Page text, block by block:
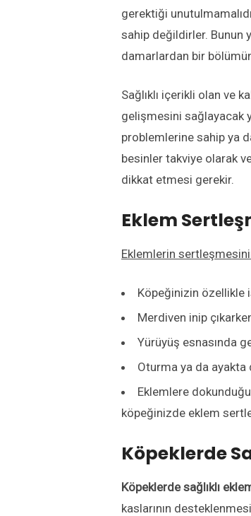
gerektiği
sahip değildirler. Bunun
damarlardan bir
Sağlıklı içerikli olan ve
gelişmesini sağlayacak
problemlerine sahip ya
besinler takviye olarak
dikkat etmesi gerekir.
Eklem
Eklemlerin
Köpeğinizin özellikle
Merdiven inip
Yürüyüş esnasında
Oturma ya da ayakta
Eklemlere
köpeğinizde eklem
Köpeklerde
Köpeklerde sağlıklı
kaslarının